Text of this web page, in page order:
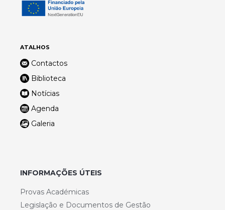
ATALHOS
Contactos
Biblioteca
Notícias
Agenda
Galeria
INFORMAÇÕES ÚTEIS
Provas Académicas
Legislação e Documentos de Gestão